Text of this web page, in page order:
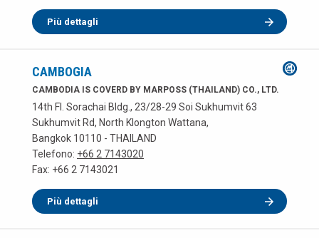
Più dettagli
CAMBOGIA
CAMBODIA IS COVERD BY MARPOSS (THAILAND) CO., LTD.
14th Fl. Sorachai Bldg., 23/28-29 Soi Sukhumvit 63
Sukhumvit Rd, North Klongton Wattana,
Bangkok 10110 - THAILAND
Telefono: +66 2 7143020
Fax: +66 2 7143021
Più dettagli